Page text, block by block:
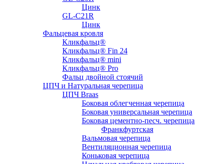
Цинк
GL-С21R
Цинк
Фальцевая кровля
Кликфальц®
Кликфальц® Fin 24
Кликфальц® mini
Кликфальц® Pro
Фальц двойной стоячий
ЦПЧ и Натуральная черепица
ЦПЧ Braas
Боковая облегченная черепица
Боковая универсальная черепица
Боковая цементно-песч. черепица
Франкфуртская
Вальмовая черепица
Вентиляционная черепица
Коньковая черепица